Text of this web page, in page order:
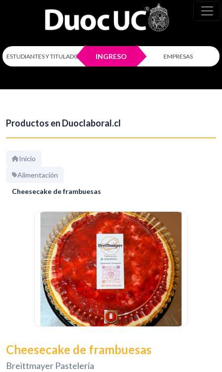
ESTUDIANTES Y TITULADOS INGRESO EMPRESAS
Productos en Duoclaboral.cl
Inicio
Alimentación
Cheesecake de frambuesas
Cheesecake de frambuesas
Breittmayer Pastelería